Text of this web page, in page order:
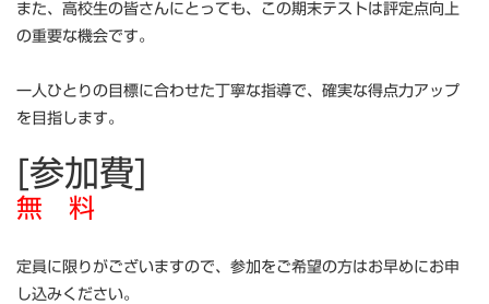
また、高校生の皆さんにとっても、この期末テストは評定点向上
の重要な機会です。
一人ひとりの目標に合わせた丁寧な指導で、確実な得点力アップ
を目指します。
[参加費]
無 料
定員に限りがございますので、参加をご希望の方はお早めにお申
し込みください。